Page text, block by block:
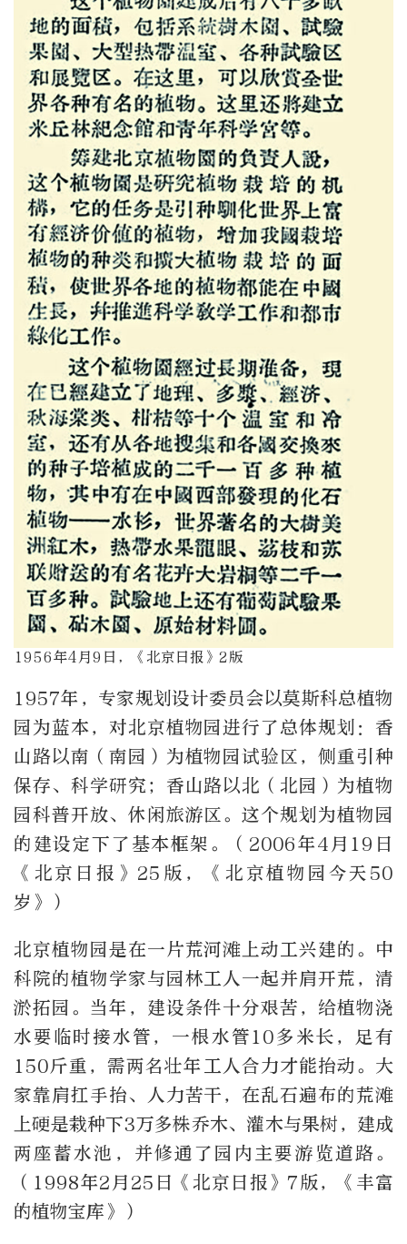
1956年4月9日，《北京日报》2版
1957年，专家规划设计委员会以莫斯科总植物
园为蓝本，对北京植物园进行了总体规划：香
山路以南（南园）为植物园试验区，侧重引种
保存、科学研究；香山路以北（北园）为植物
园科普开放、休闲旅游区。这个规划为植物园
的建设定下了基本框架。（2006年4月19日
《北京日报》25版，《北京植物园今天50
岁》）
北京植物园是在一片荒河滩上动工兴建的。中
科院的植物学家与园林工人一起并肩开荒，清
淤拓园。当年，建设条件十分艰苦，给植物浇
水要临时接水管，一根水管10多米长，足有
150斤重，需两名壮年工人合力才能抬动。大
家靠肩扛手抬、人力苦干，在乱石遍布的荒滩
上硬是栽种下3万多株乔木、灌木与果树，建成
两座蓄水池，并修通了园内主要游览道路。
（1998年2月25日《北京日报》7版，《丰富
的植物宝库》）